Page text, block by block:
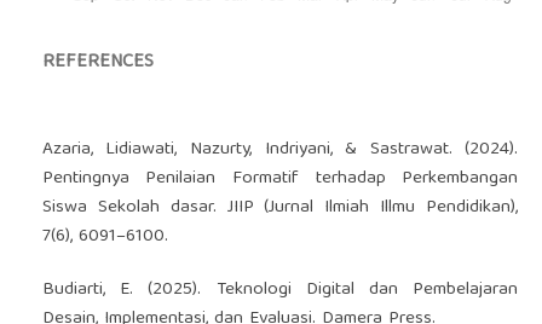
REFERENCES
Azaria, Lidiawati, Nazurty, Indriyani, & Sastrawat. (2024).
Pentingnya Penilaian Formatif terhadap Perkembangan
Siswa Sekolah dasar. JIIP (Jurnal Ilmiah Illmu Pendidikan),
7(6), 6091–6100.
Budiarti, E. (2025). Teknologi Digital dan Pembelajaran